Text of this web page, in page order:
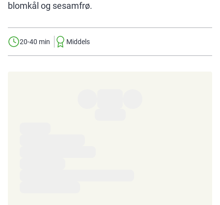
blomkål og sesamfrø.
20-40 min Middels